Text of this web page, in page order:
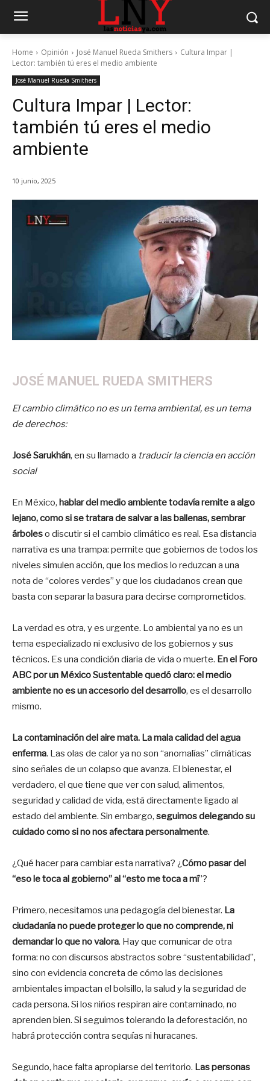
Home Opinión José Manuel Rueda Smithers
Cultura Impar |
Lector: también tú eres el medio ambiente
José Manuel Rueda Smithers
Cultura Impar | Lector:
también tú eres el medio
ambiente
10 junio, 2025
JOSÉ MANUEL RUEDA SMITHERS
El cambio climático no es un tema ambiental, es un tema
de derechos:
José Sarukhán, en su llamado a traducir la ciencia en acción
social
En México, hablar del medio ambiente todavía remite a algo
lejano, como si se tratara de salvar a las ballenas, sembrar
árboleso discutir si el cambio climático es real. Esa distancia
narrativa es una trampa: permite que gobiernos de todos los
niveles simulen acción, que los medios lo reduzcan a una
nota de “colores verdes” y que los ciudadanos crean que
basta con separar la basura para decirse comprometidos.
La verdad es otra, y es urgente. Lo ambiental ya no es un
tema especializado ni exclusivo de los gobiernos y sus
técnicos. Es una condición diaria de vida o muerte. En el Foro
ABC por un México Sustentable quedó claro: el medio
ambiente no es un accesorio del desarrollo, es el desarrollo
mismo.
La contaminación del aire mata. La mala calidad del agua
enferma. Las olas de calor ya no son “anomalías” climáticas
sino señales de un colapso que avanza. El bienestar, el
verdadero, el que tiene que ver con salud, alimentos,
seguridad y calidad de vida, está directamente ligado al
estado del ambiente. Sin embargo, seguimos delegando su
cuidado como si no nos afectara personalmente.
¿Qué hacer para cambiar esta narrativa? ¿Cómo pasar del
“eso le toca al gobierno” al “esto me toca a mí”?
Primero, necesitamos una pedagogía del bienestar. La
ciudadanía no puede proteger lo que no comprende, ni
demandar lo que no valora. Hay que comunicar de otra
forma: no con discursos abstractos sobre “sustentabilidad”,
sino con evidencia concreta de cómo las decisiones
ambientales impactan el bolsillo, la salud y la seguridad de
cada persona. Si los niños respiran aire contaminado, no
aprenden bien. Si seguimos tolerando la deforestación, no
habrá protección contra sequías ni huracanes.
Segundo, hace falta apropiarse del territorio. Las personas